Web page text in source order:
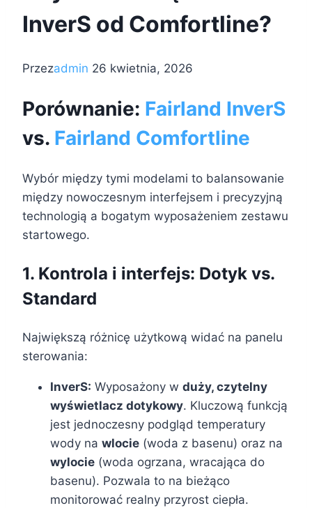
InverS od Comfortline?
Przezadmin 26 kwietnia, 2026
Porównanie: Fairland InverS
vs. Fairland Comfortline
Wybór między tymi modelami to balansowanie
między nowoczesnym interfejsem i precyzyjną
technologią a bogatym wyposażeniem zestawu
startowego.
1. Kontrola i interfejs: Dotyk vs.
Standard
Największą różnicę użytkową widać na panelu
sterowania:
InverS: Wyposażony w duży, czytelny
wyświetlacz dotykowy. Kluczową funkcją
jest jednoczesny podgląd temperatury
wody na wlocie (woda z basenu) oraz na
wylocie (woda ogrzana, wracająca do
basenu). Pozwala to na bieżąco
monitorować realny przyrost ciepła.